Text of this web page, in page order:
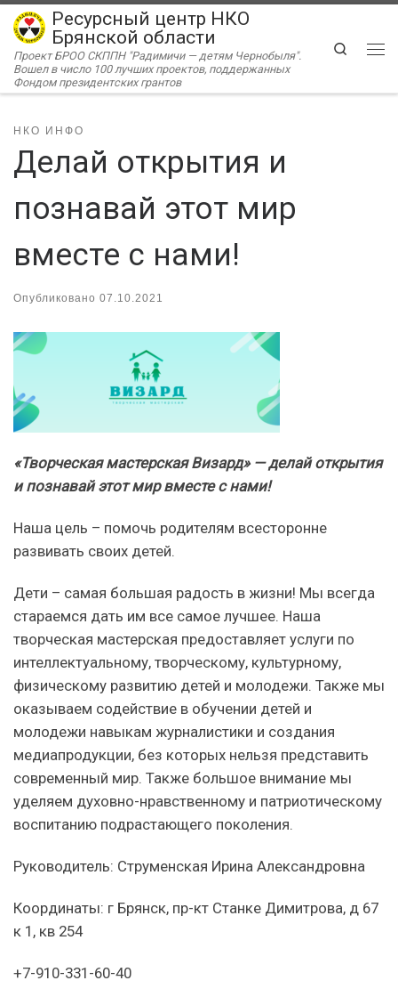
Перейти к содержимому
Ресурсный центр НКО
Брянской области
Проект БРОО СКППН "Радимичи — детям Чернобыля".
Вошел в число 100 лучших проектов, поддержанных
Фондом президентских грантов
Search
НКО ИНФО
Делай открытия и
познавай этот мир
вместе с нами!
Опубликовано 07.10.2021
«Творческая мастерская Визард» — делай открытия
и познавай этот мир вместе с нами!
Наша цель – помочь родителям всесторонне
развивать своих детей.
Дети – самая большая радость в жизни! Мы всегда
стараемся дать им все самое лучшее. Наша
творческая мастерская предоставляет услуги по
интеллектуальному, творческому, культурному,
физическому развитию детей и молодежи. Также мы
оказываем содействие в обучении детей и
молодежи навыкам журналистики и создания
медиапродукции, без которых нельзя представить
современный мир. Также большое внимание мы
уделяем духовно-нравственному и патриотическому
воспитанию подрастающего поколения.
Руководитель: Струменская Ирина Александровна
Координаты: г Брянск, пр-кт Станке Димитрова, д 67
к 1, кв 254
+7-910-331-60-40